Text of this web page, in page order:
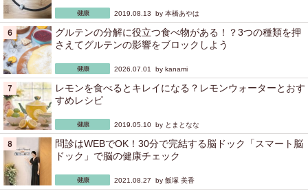
2019.08.13 by 本橋あやは
グルテンの分解に役立つ食べ物がある！？3つの種類を押
さえてグルテンの影響をブロックしよう
2026.07.01 by kanami
レモンを食べるとキレイになる？レモンウォーターとおす
すめレシピ
2019.05.10 by とまとなな
問診はWEBでOK！30分で完結する脳ドック「スマート脳
ドック」で脳の健康チェック
2021.08.27 by 飯塚 美香